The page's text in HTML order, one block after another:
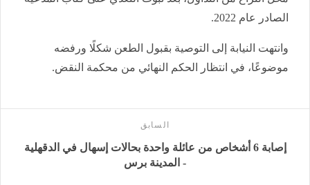
الصادر عام 2022.
وانتهت النيابة إلى التوصية بقبول الطعن شكلًا ورفضه
موضوعًا، في انتظار الحكم النهائي من محكمة النقض.
السابق
إصابة 6 أشخاص من عائلة واحدة بحالات إسهال في الدقهلية
- المدينة برس